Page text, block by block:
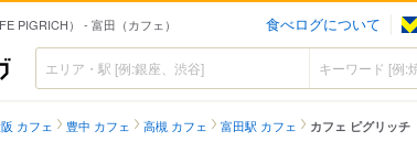
PIGRICH） - 富田（カフェ） 食べログについて
食べログ
カフェ 豊中 カフェ 高槻 カフェ 富田駅 カフェ カフェ ピグリッチ